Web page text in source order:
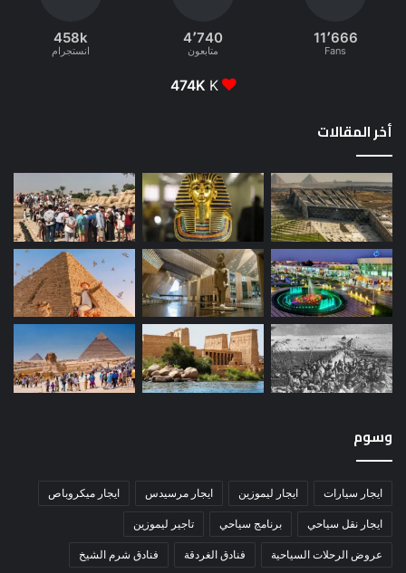
11٬666
Fans
4٬740
متابعون
458k
انستجرام
474K K
أخر المقالات
وسوم
ايجار سيارات ايجار ليموزين ايجار مرسيدس ايجار ميكروباص
ايجار نقل سياحي برنامج سياحي تاجير ليموزين
عروض الرحلات السياحية فنادق الغردقة فنادق شرم الشيخ